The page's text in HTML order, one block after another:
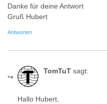
Danke für deine Antwort
Gruß Hubert
Antworten
TomTuT sagt:
Hallo Hubert,